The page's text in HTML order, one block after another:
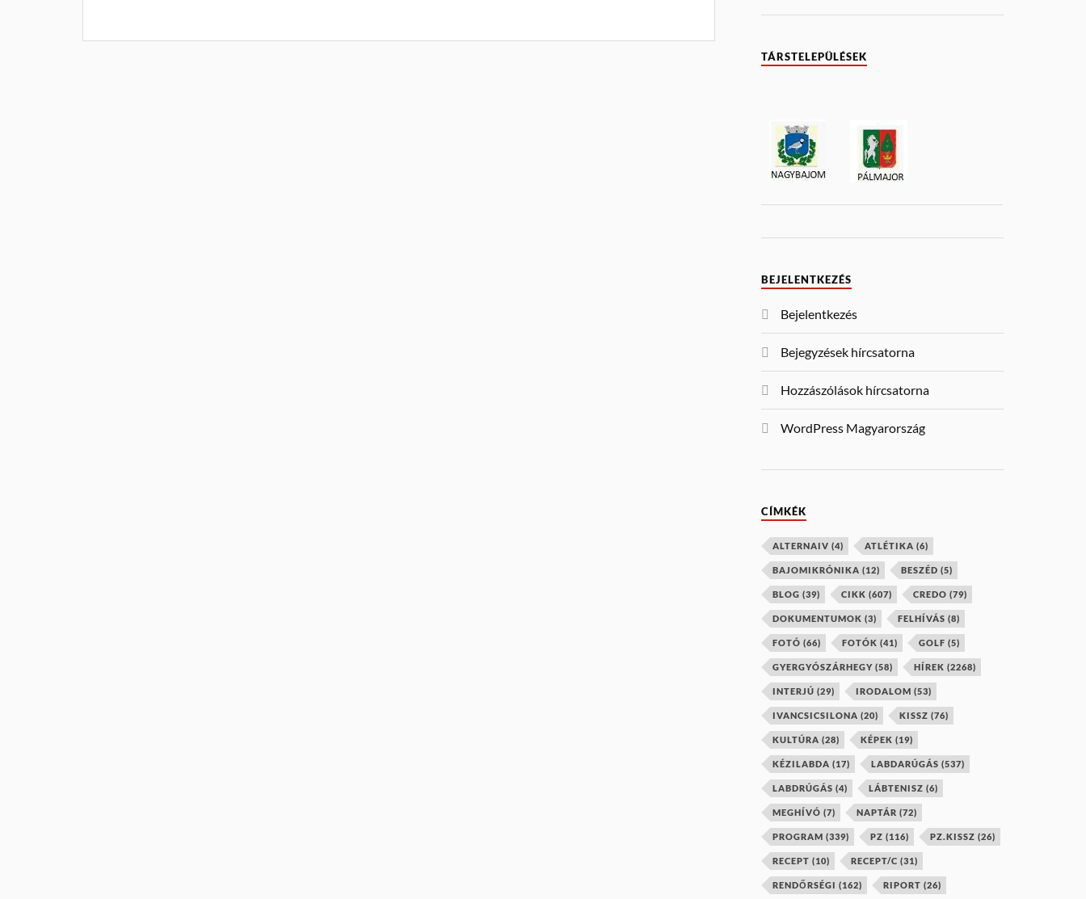
TÁRSTELEPÜLÉSEK
BEJELENTKEZÉS
Bejelentkezés
Bejegyzések hírcsatorna
Hozzászólások hírcsatorna
WordPress Magyarország
CÍMKÉK
ALTERNAIV (4) ATLÉTIKA (6)
BAJOMIKRÓNIKA (12) BESZÉD (5)
BLOG (39) CIKK (607) CREDO (79)
DOKUMENTUMOK (3) FELHÍVÁS (8)
FOTÓ (66) FOTÓK (41) GOLF (5)
GYERGYÓSZÁRHEGY (58) HÍREK (2268)
INTERJÚ (29) IRODALOM (53)
IVANCSICSILONA (20) KISSZ (76)
KULTÚRA (28) KÉPEK (19)
KÉZILABDA (17) LABDARÚGÁS (537)
LABDRÚGÁS (4) LÁBTENISZ (6)
MEGHÍVÓ (7) NAPTÁR (72)
PROGRAM (339) PZ (116) PZ.KISSZ (26)
RECEPT (10) RECEPT/C (31)
RENDŐRSÉGI (162) RIPORT (26)